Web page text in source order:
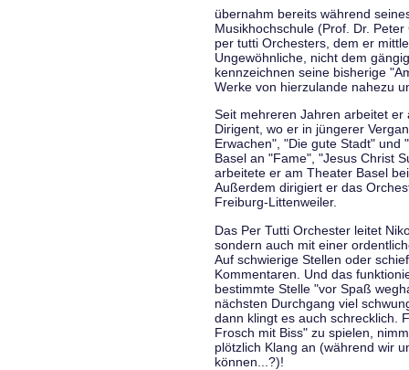
übernahm bereits während
Musikhochschule (Prof. Dr.
per tutti Orchesters, dem er
Ungewöhnliche, nicht dem
kennzeichnen seine bisherige
Werke von hierzulande nahezu
Seit mehreren Jahren arbeitet
Dirigent, wo er in jüngerer
Erwachen", "Die gute Stadt" und
Basel an "Fame", "Jesus Christ
arbeitete er am Theater Basel
Außerdem dirigiert er das
Freiburg-Littenweiler.
Das Per Tutti Orchester leitet
sondern auch mit einer
Auf schwierige Stellen oder
Kommentaren. Und das
bestimmte Stelle "vor Spaß
nächsten Durchgang viel
dann klingt es auch schrecklich.
Frosch mit Biss" zu spielen,
plötzlich Klang an (während wir
können...?)!